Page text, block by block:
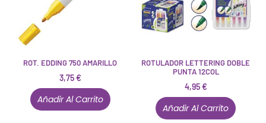
ROT. EDDING 750 AMARILLO
3,75€
Añadir Al Carrito
ROTULADOR LETTERING DOBLE
PUNTA 12COL
4,95€
Añadir Al Carrito